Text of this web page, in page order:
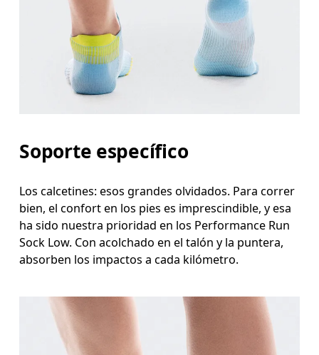
Soporte específico
Los calcetines: esos grandes olvidados. Para correr
bien, el confort en los pies es imprescindible, y esa
ha sido nuestra prioridad en los Performance Run
Sock Low. Con acolchado en el talón y la puntera,
absorben los impactos a cada kilómetro.